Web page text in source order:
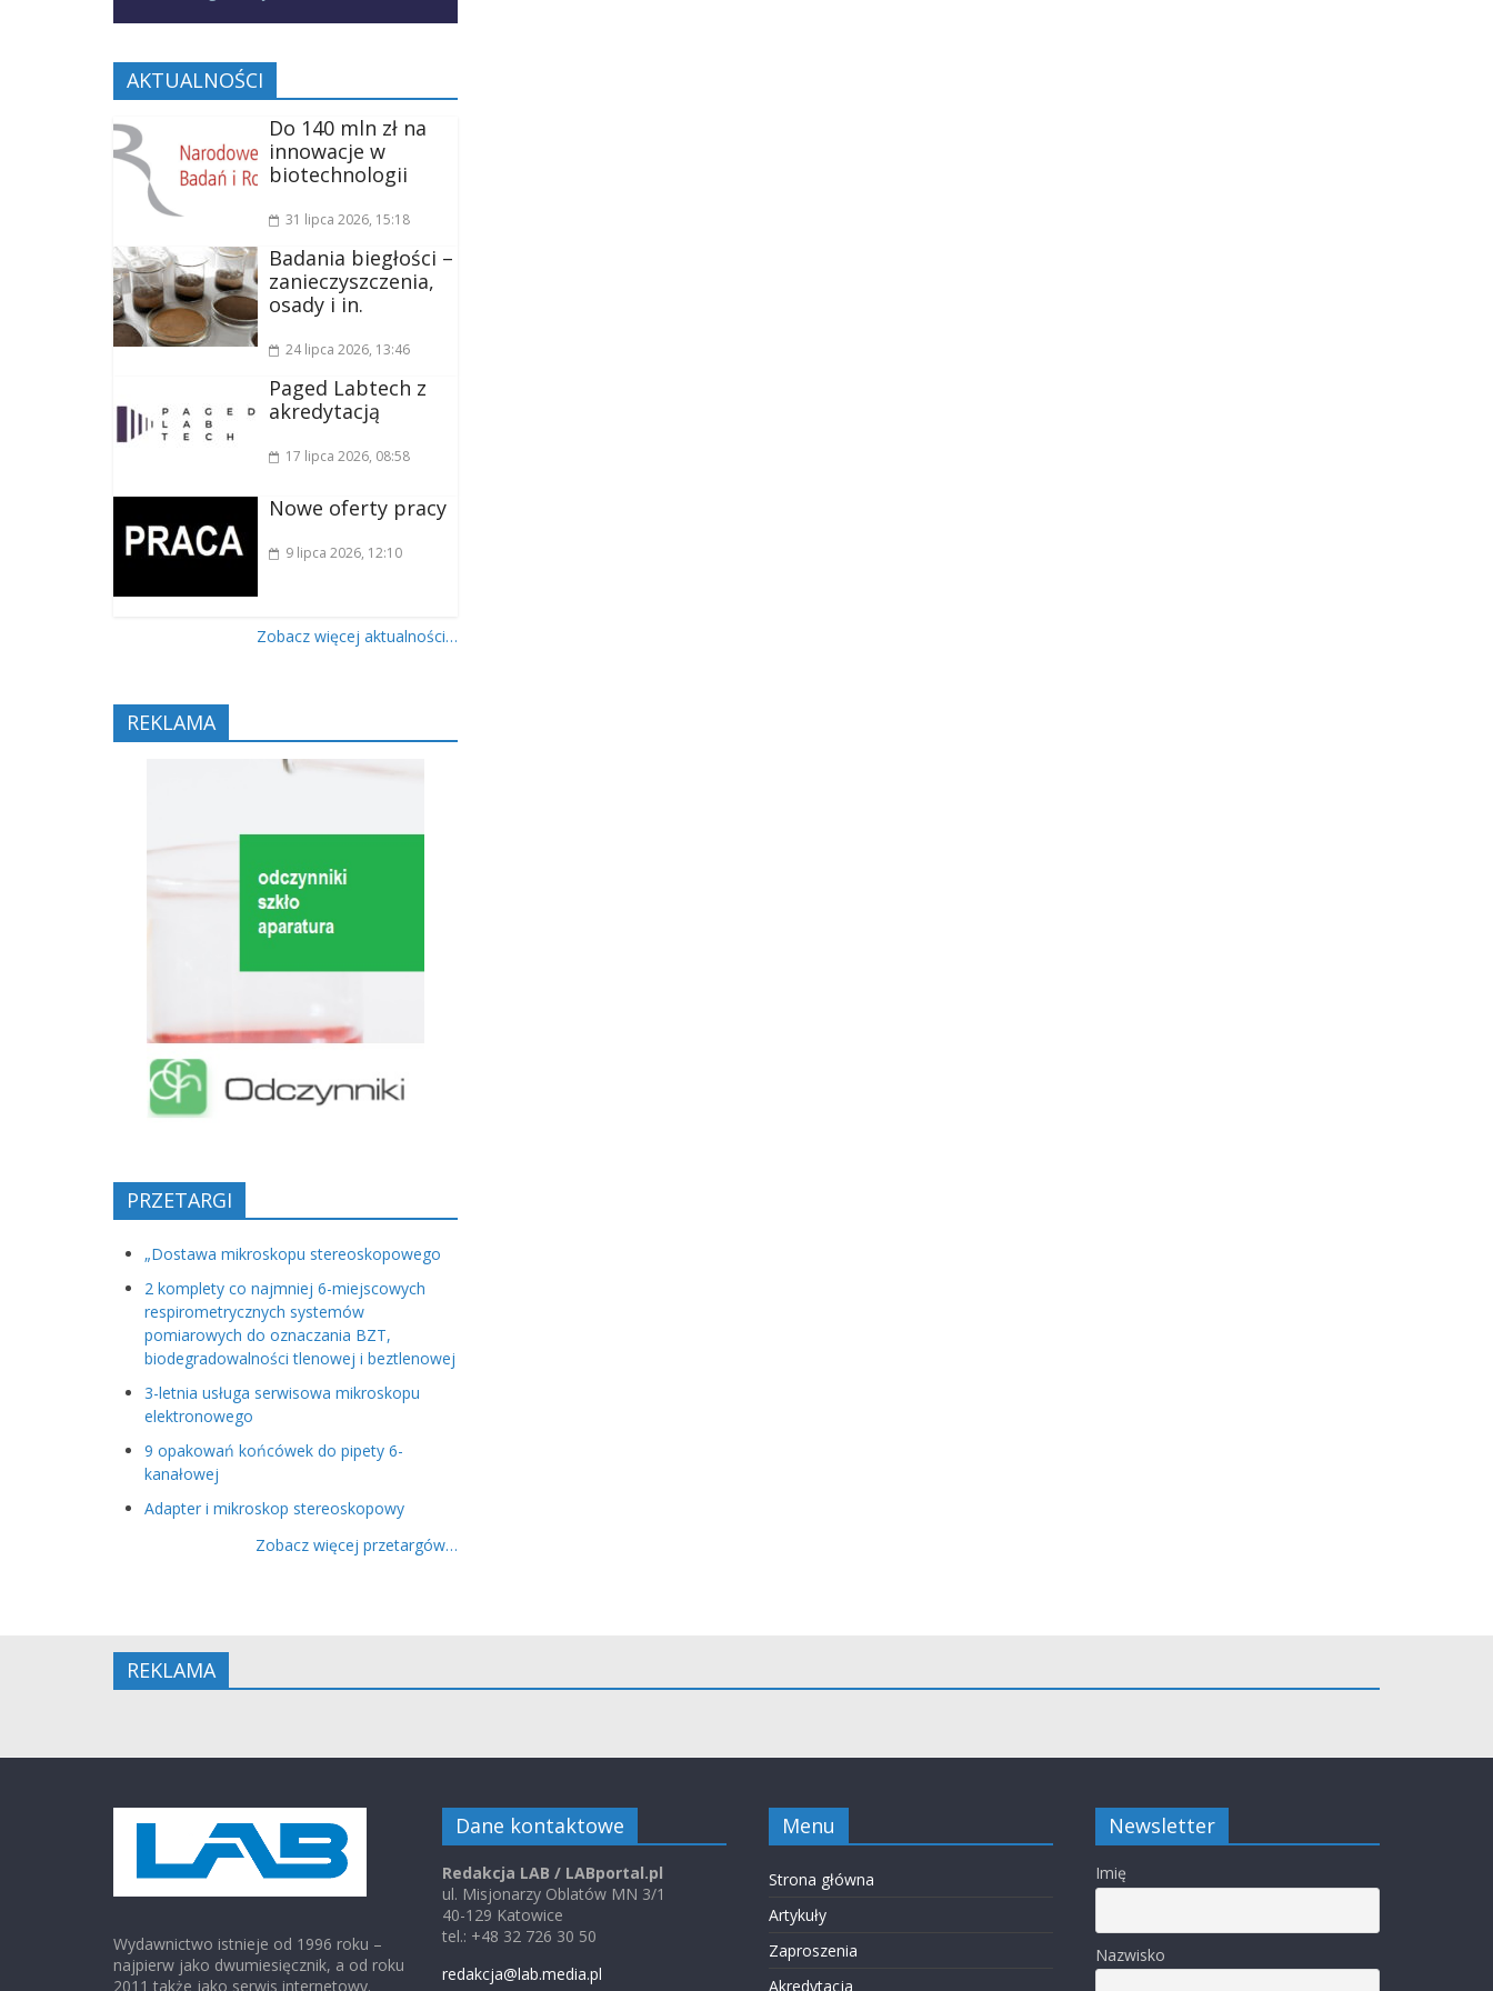
AKTUALNOŚCI
Do 140 mln zł na
innowacje w
biotechnologii
31 lipca 2026, 15:18
Badania biegłości –
zanieczyszczenia,
osady i in.
24 lipca 2026, 13:46
Paged Labtech z
akredytacją
17 lipca 2026, 08:58
Nowe oferty pracy
9 lipca 2026, 12:10
Zobacz więcej aktualności…
REKLAMA
PRZETARGI
„Dostawa mikroskopu stereoskopowego
2 komplety co najmniej 6-miejscowych
respirometrycznych systemów
pomiarowych do oznaczania BZT,
biodegradowalności tlenowej i beztlenowej
3-letnia usługa serwisowa mikroskopu
elektronowego
9 opakowań końcówek do pipety 6-
kanałowej
Adapter i mikroskop stereoskopowy
Zobacz więcej przetargów…
REKLAMA
Wydawnictwo istnieje od 1996 roku –
najpierw jako dwumiesięcznik, a od roku
2011 także jako serwis internetowy.
Dane kontaktowe
Redakcja LAB / LABportal.pl
ul. Misjonarzy Oblatów MN 3/1
40-129 Katowice
tel.: +48 32 726 30 50
redakcja@lab.media.pl
Menu
Strona główna
Artykuły
Zaproszenia
Akredytacja
Newsletter
Imię
Nazwisko